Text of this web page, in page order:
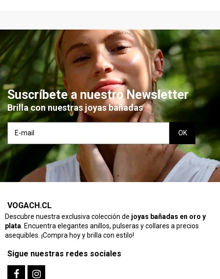
Suscríbete a nuestro Newsletter
Brilla con nuestras joyas bañadas
VOGACH.CL
Descubre nuestra exclusiva colección de joyas bañadas en oro y
plata . Encuentra elegantes anillos, pulseras y collares a precios
asequibles. ¡Compra hoy y brilla con estilo!
Sigue nuestras redes sociales